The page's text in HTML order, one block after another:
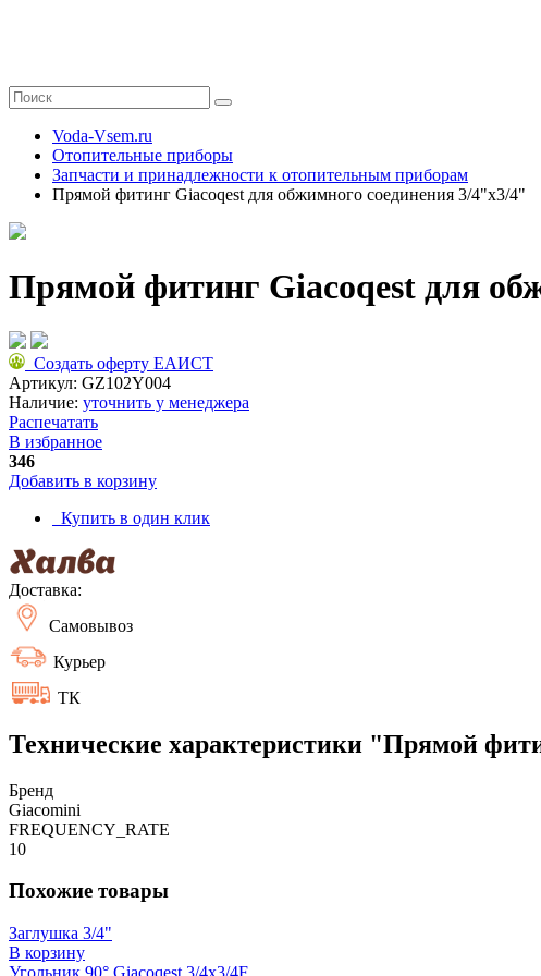
Voda-Vsem.ru
Отопительные приборы
Запчасти и принадлежности к отопительным приборам
Прямой фитинг Giacoqest для обжимного соединения 3/4"x3/4"
Прямой фитинг Giacoqest для
Создать оферту ЕАИСТ
Артикул: GZ102Y004
Наличие: уточнить у менеджера
Распечатать
В избранное
346
Добавить в корзину
Купить в один клик
Доставка:
Самовывоз
Курьер
ТК
Технические характеристики "Прямой
Бренд
Giacomini
FREQUENCY_RATE
10
Похожие товары
Заглушка 3/4"
В корзину